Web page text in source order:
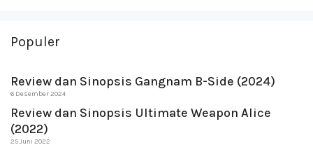
Populer
Review dan Sinopsis Gangnam B-Side (2024)
6 Desember 2024
Review dan Sinopsis Ultimate Weapon Alice
(2022)
25 Juni 2022